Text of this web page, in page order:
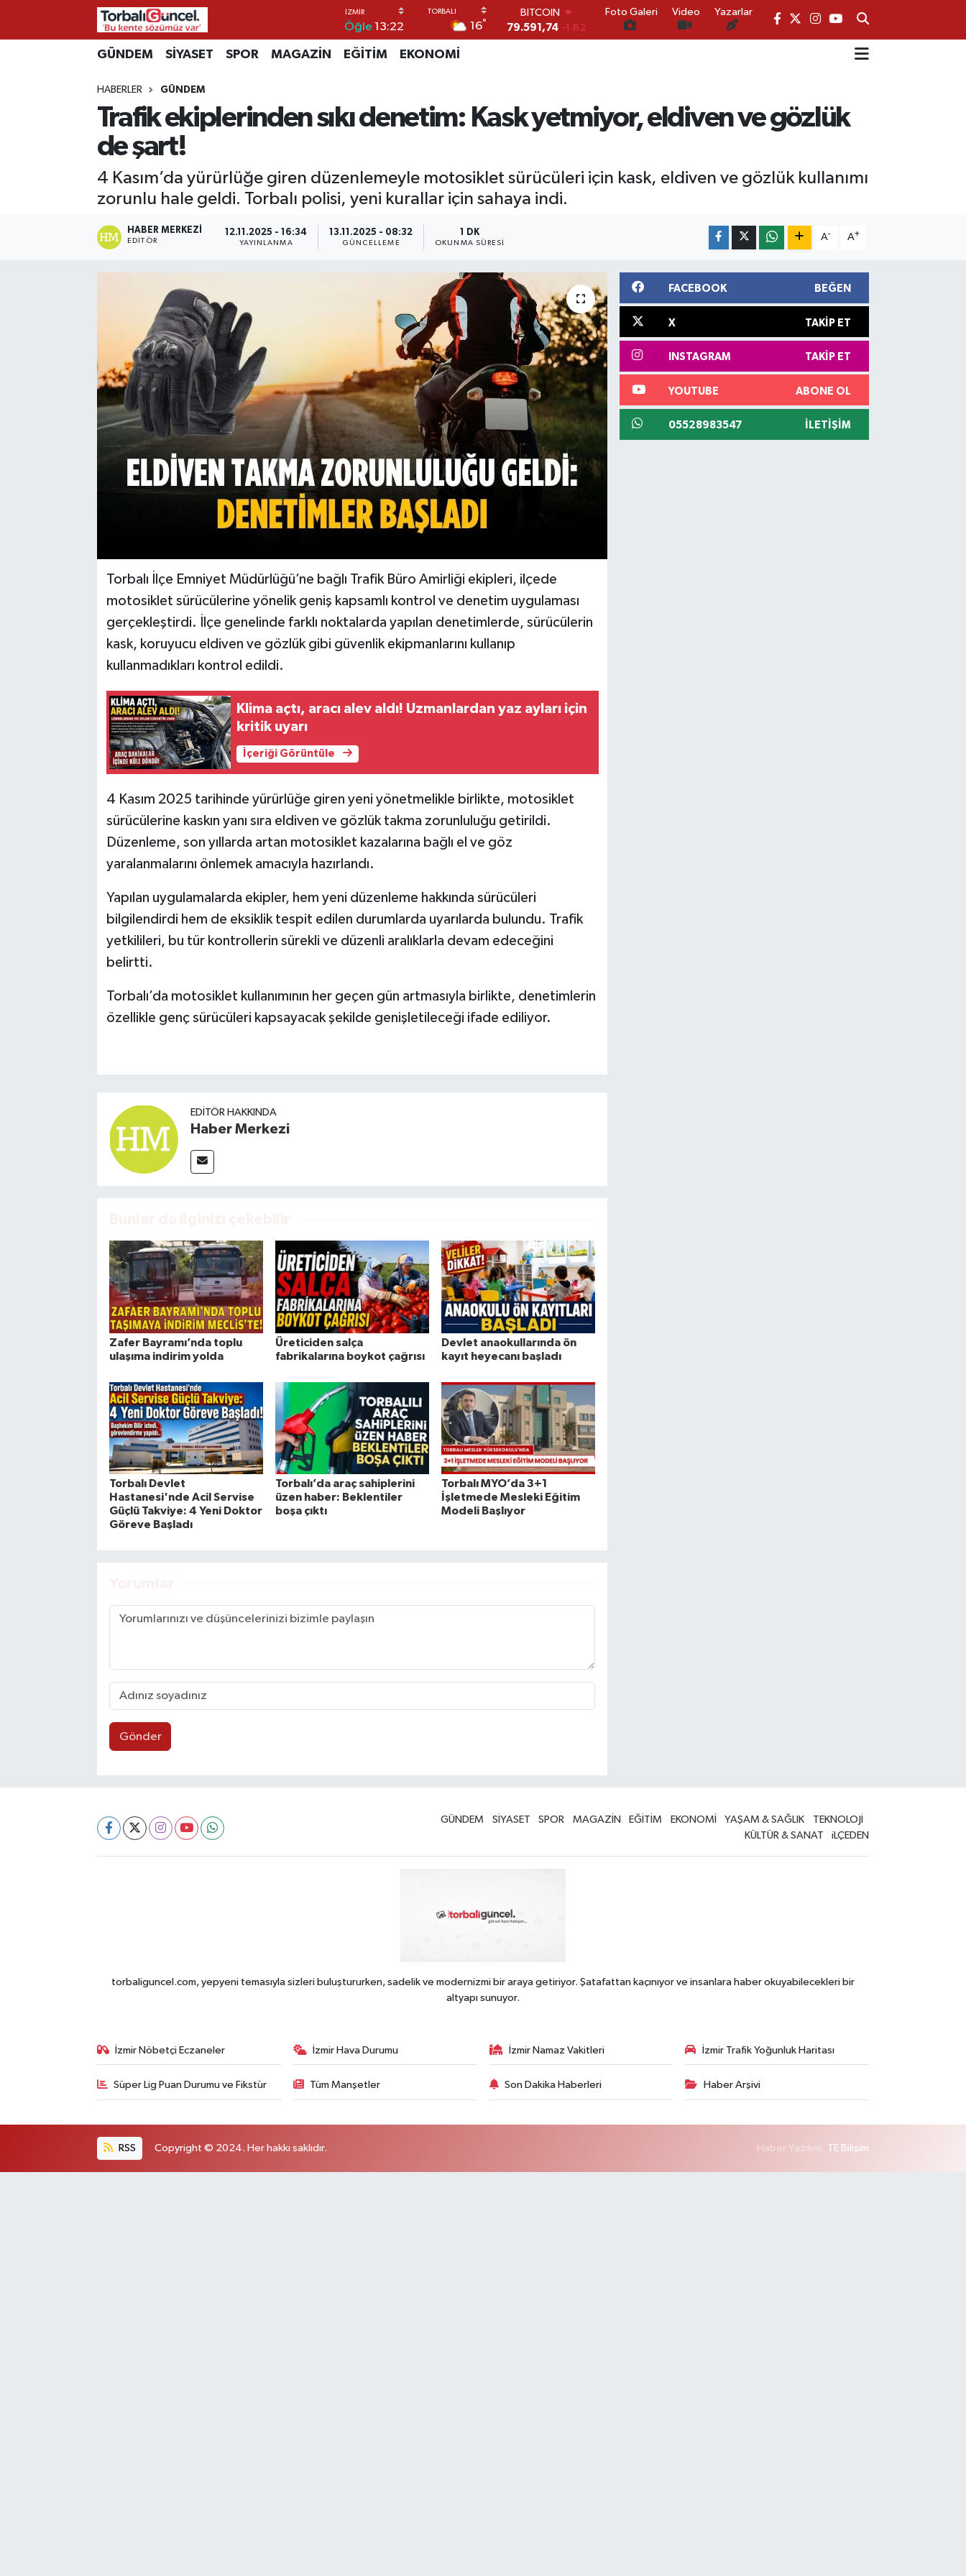
Öğle 13:22 16°
DOLAR
45,43620 0.02
EURO
6862,09000 0.19
BİST100
79.591,74
-1.82
Foto Galeri Video Yazarlar
GÜNDEM SİYASET SPOR MAGAZİN EĞİTİM EKONOMİ
HABERLER GÜNDEM
Trafik ekiplerinden sıkı denetim: Kask yetmiyor, eldiven ve gözlük
de şart!
4 Kasım’da yürürlüğe giren düzenlemeyle motosiklet sürücüleri için kask, eldiven ve gözlük kullanımı
zorunlu hale geldi. Torbalı polisi, yeni kurallar için sahaya indi.
HABER MERKEZI
EDITÖR
12.11.2025 - 16:34
YAYINLANMA
13.11.2025 - 08:32
GÜNCELLEME
1 DK
OKUNMA SÜRESI
A- A+
Torbalı İlçe Emniyet Müdürlüğü’ne bağlı Trafik Büro Amirliği ekipleri, ilçede
motosiklet sürücülerine yönelik geniş kapsamlı kontrol ve denetim uygulaması
gerçekleştirdi. İlçe genelinde farklı noktalarda yapılan denetimlerde, sürücülerin
kask, koruyucu eldiven ve gözlük gibi güvenlik ekipmanlarını kullanıp
kullanmadıkları kontrol edildi.
Klima açtı, aracı alev aldı! Uzmanlardan yaz ayları için
kritik uyarı
İçeriği Görüntüle
4 Kasım 2025 tarihinde yürürlüğe giren yeni yönetmelikle birlikte, motosiklet
sürücülerine kaskın yanı sıra eldiven ve gözlük takma zorunluluğu getirildi.
Düzenleme, son yıllarda artan motosiklet kazalarına bağlı el ve göz
yaralanmalarını önlemek amacıyla hazırlandı.
Yapılan uygulamalarda ekipler, hem yeni düzenleme hakkında sürücüleri
bilgilendirdi hem de eksiklik tespit edilen durumlarda uyarılarda bulundu. Trafik
yetkilileri, bu tür kontrollerin sürekli ve düzenli aralıklarla devam edeceğini
belirtti.
Torbalı’da motosiklet kullanımının her geçen gün artmasıyla birlikte, denetimlerin
özellikle genç sürücüleri kapsayacak şekilde genişletileceği ifade ediliyor.
EDITÖR HAKKINDA
Haber Merkezi
Zafer Bayramı’nda toplu
ulaşıma indirim yolda
Üreticiden salça
fabrikalarına boykot çağrısı
Devlet anaokullarında ön
kayıt heyecanı başladı
Torbalı Devlet
Hastanesi'nde Acil Servise
Güçlü Takviye: 4 Yeni Doktor
Göreve Başladı
Torbalı’da araç sahiplerini
üzen haber: Beklentiler
boşa çıktı
Torbalı MYO’da 3+1
İşletmede Mesleki Eğitim
Modeli Başlıyor
Gönder
FACEBOOK BEĞEN
X TAKIP ET
INSTAGRAM TAKIP ET
YOUTUBE ABONE OL
05528983547 İLETIŞIM
GÜNDEM SİYASET SPOR MAGAZİN EĞİTİM EKONOMİ YAŞAM & SAĞLIK
TEKNOLOJİ
KÜLTÜR & SANAT
iLÇEDEN
torbaliguncel.com, yepyeni temasıyla sizleri buluştururken, sadelik ve modernizmi bir araya getiriyor. Şatafattan kaçınıyor ve insanlara haber okuyabilecekleri bir
altyapı sunuyor.
İzmir Nöbetçi Eczaneler İzmir Hava Durumu İzmir Namaz Vakitleri İzmir Trafik Yoğunluk Haritası
Süper Lig Puan Durumu ve Fikstür Tüm Manşetler Son Dakika Haberleri Haber Arşivi
RSS Copyright © 2024. Her hakkı saklıdır. Haber Yazılımı: TE Bilişim
İzmir Nöbetçi Eczaneler
İzmir Hava Durumu
İzmir Namaz Vakitleri
Süper Lig Puan Durumu ve Fikstür
Tüm Manşetler
Son Dakika Haberleri